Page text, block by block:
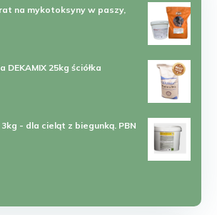
na mykotoksyny w paszy,
DEKAMIX 25kg ściółka
3kg - dla cieląt z biegunką. PBN